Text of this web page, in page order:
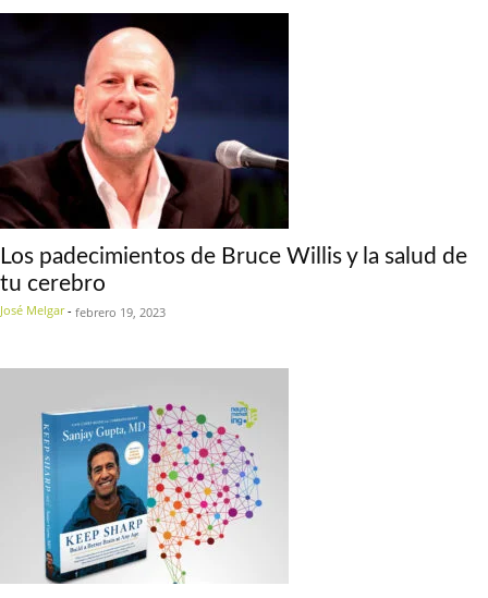
Los padecimientos de Bruce Willis y la salud de
tu cerebro
José Melgar - febrero 19, 2023